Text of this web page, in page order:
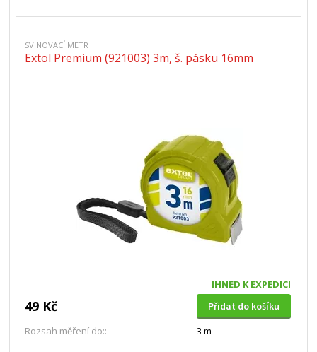
SVINOVACÍ METR
Extol Premium (921003) 3m, š. pásku 16mm
IHNED K EXPEDICI
49 Kč
Přidat do košíku
Rozsah měření do::
3 m